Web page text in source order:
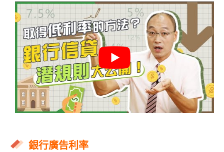
銀行廣告利率